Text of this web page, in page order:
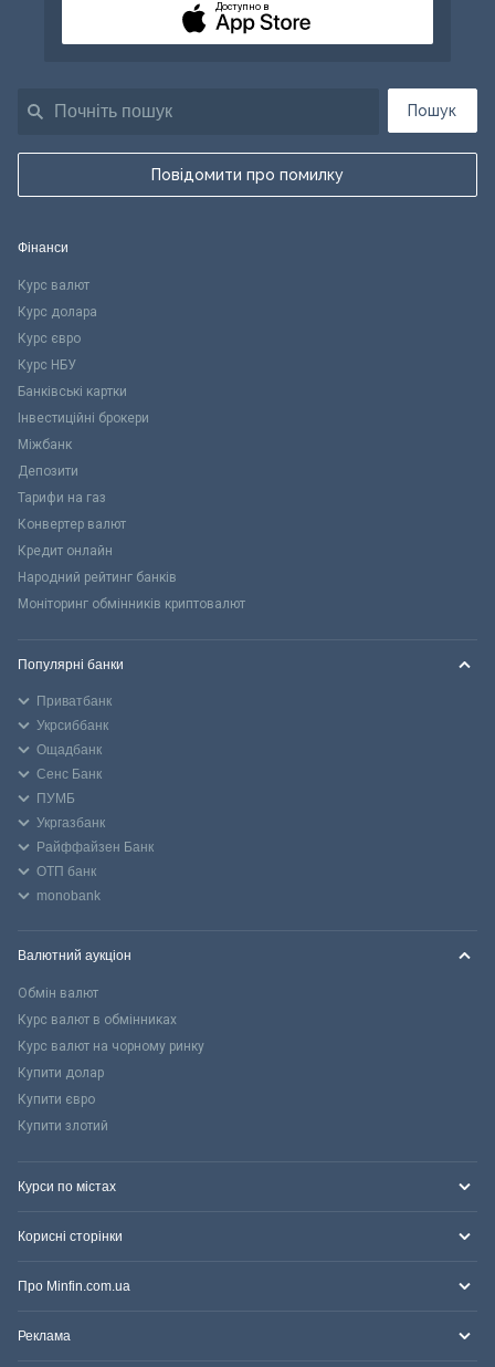
Пошук
Повідомити про помилку
Доступно в
Фінанси
Курс валют
Курс долара
Курс євро
Курс НБУ
Банківські картки
Інвестиційні брокери
Міжбанк
Депозити
Тарифи на газ
Конвертер валют
Кредит онлайн
Народний рейтинг банків
Моніторинг обмінників криптовалют
Популярні банки
Приватбанк
Укрсиббанк
Ощадбанк
Сенс Банк
ПУМБ
Укргазбанк
Райффайзен Банк
ОТП банк
monobank
Валютний аукціон
Обмін валют
Курс валют в обмінниках
Курс валют на чорному ринку
Купити долар
Купити євро
Купити злотий
Курси по містах
Корисні сторінки
Про Minfin.com.ua
Реклама